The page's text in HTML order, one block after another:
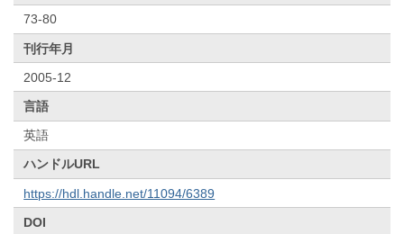
73-80
刊行年月
2005-12
言語
英語
ハンドルURL
https://hdl.handle.net/11094/6389
DOI